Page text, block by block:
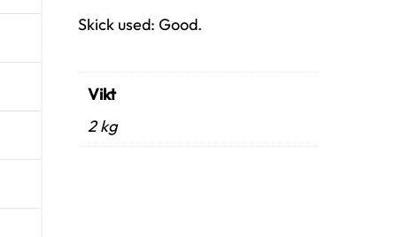
Skick used: Good.
Vikt
2 kg